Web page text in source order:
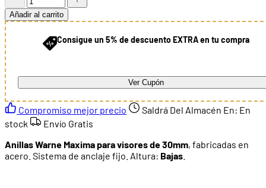
Añadir al carrito
Consigue un 5% de descuento EXTRA en tu compra
Ver Cupón
Compromiso mejor precio Saldrá Del Almacén En: En
stock
Envío Gratis
Anillas Warne Maxima para visores de 30mm, fabricadas en
acero. Sistema de anclaje fijo. Altura: Bajas